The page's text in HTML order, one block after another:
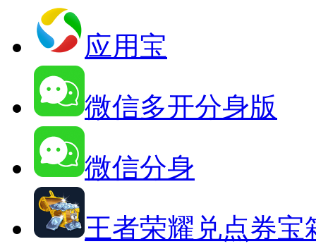
应用宝
微信多开分身版
微信分身
王者荣耀兑点券宝